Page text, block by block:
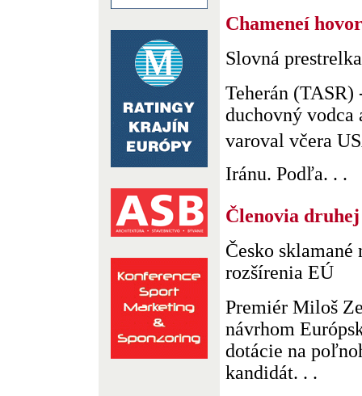
Chameneí
Slovná
Teherán
duchovný
varoval včera
Iránu. Podľa. . .
Členovia
Česko
rozšírenia EÚ
Premiér Miloš
návrhom
dotácie na
kandidát. . .